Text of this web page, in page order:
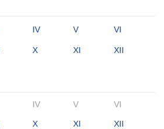
IV V VI
X XI XII
IV V VI
X XI XII